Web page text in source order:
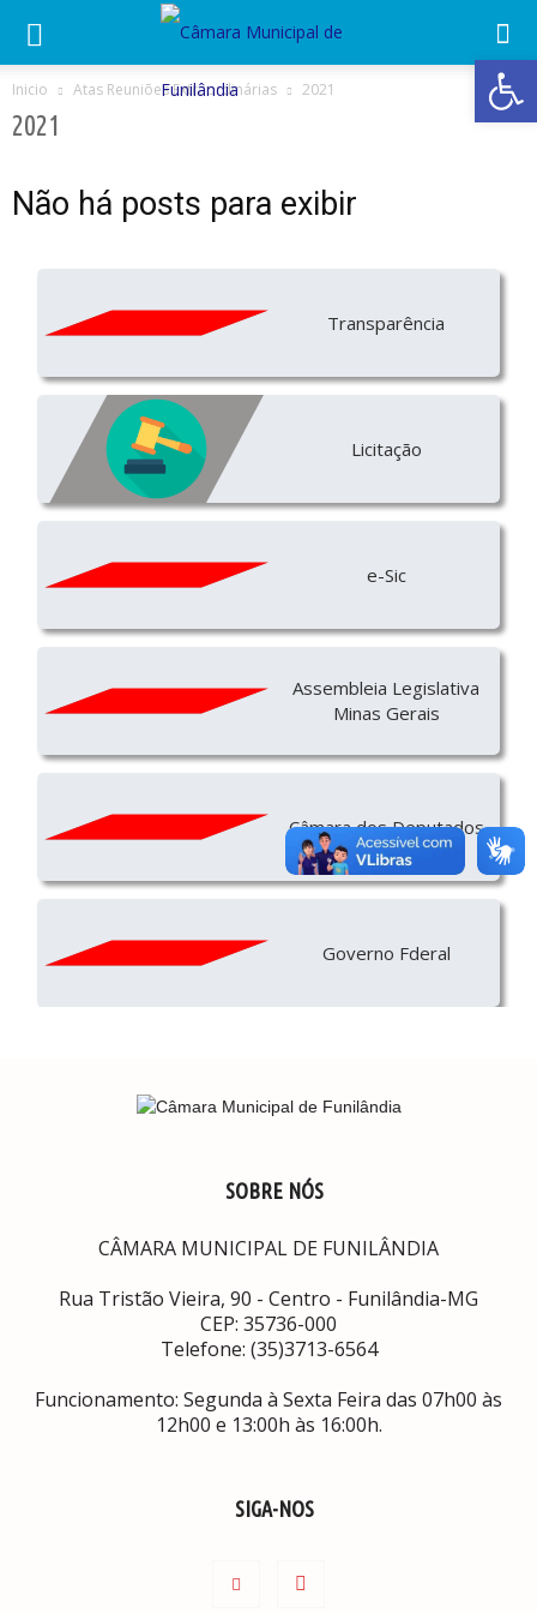
Abrir
Inicio Atas Reuniões Extraordinárias 2021
2021
Não há posts para exibir
Transparência
Licitação
e-Sic
Assembleia Legislativa
Minas Gerais
Câmara dos Deputados
Governo Fderal
SOBRE NÓS
CÂMARA MUNICIPAL DE FUNILÂNDIA
Rua Tristão Vieira, 90 - Centro - Funilândia-MG
CEP: 35736-000
Telefone: (35)3713-6564
Funcionamento: Segunda à Sexta Feira das 07h00 às
12h00 e 13:00h às 16:00h.
SIGA-NOS